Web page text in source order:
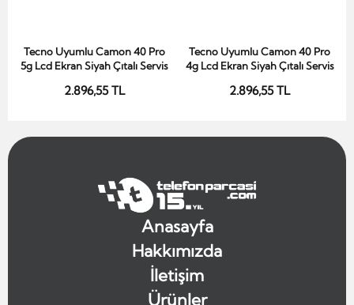
Sepete Ekle
Tecno Uyumlu Camon 40 Pro
5g Lcd Ekran Siyah Çıtalı Servis
2.896,55 TL
Sepete Ekle
Tecno Uyumlu Camon 40 Pro
4g Lcd Ekran Siyah Çıtalı Servis
2.896,55 TL
Anasayfa
Hakkımızda
İletişim
Ürünler